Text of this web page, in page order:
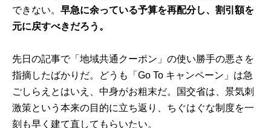
できない。早急に余っている予算を再配分し、割引額を
元に戻すべきだろう。
先日の記事で「地域共通クーポン」の使い勝手の悪さを
指摘したばかりだ。どうも「Go To キャンペーン」は急
ごしらえとはいえ、中身がお粗末だ。国交省は、景気刺
激策という本来の目的に立ち返り、ちぐはぐな制度を一
刻も早く建て直してもらいたい。